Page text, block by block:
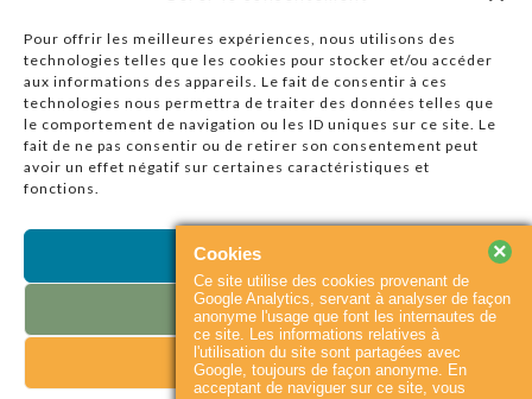
Pour offrir les meilleures expériences, nous utilisons des
technologies telles que les cookies pour stocker et/ou accéder
aux informations des appareils. Le fait de consentir à ces
technologies nous permettra de traiter des données telles que
le comportement de navigation ou les ID uniques sur ce site. Le
fait de ne pas consentir ou de retirer son consentement peut
avoir un effet négatif sur certaines caractéristiques et
fonctions.
Accepter
Refuser
Voir les préférences
Raccourcis
Accueil
Actualités
Agenda
Plan du site
© 2026Baie du
Cotentin|Flux RSS
Contact
Mentions légales
Cookies
Ce site utilise des cookies provenant de
Google Analytics, servant à analyser de façon
anonyme l'usage que font les internautes de
ce site. Les informations relatives à
l'utilisation du site sont partagées avec
Google, toujours de façon anonyme. En
acceptant de naviguer sur ce site, vous
×